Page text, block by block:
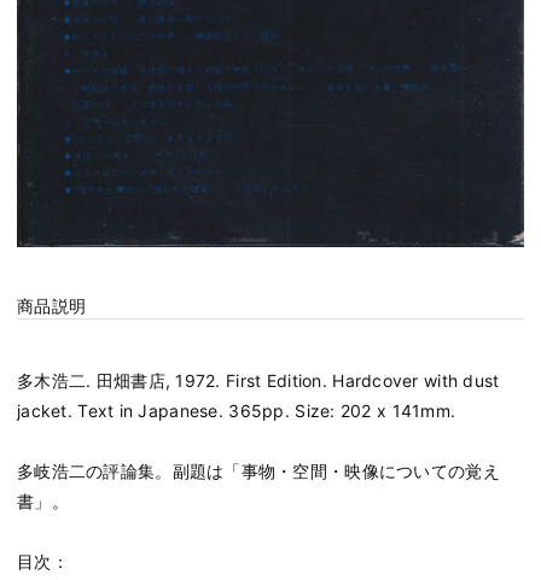
商品説明
多木浩二. 田畑書店, 1972. First Edition. Hardcover with dust
jacket. Text in Japanese. 365pp. Size: 202 x 141mm.
多岐浩二の評論集。副題は「事物・空間・映像についての覚え
書」。
目次：